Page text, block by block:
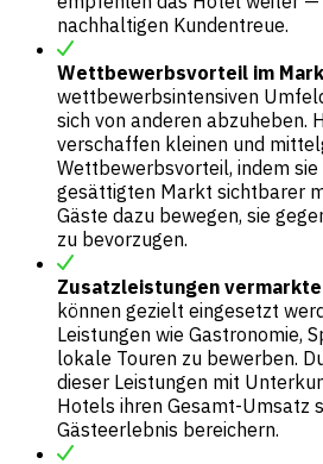
nachhaltigen Kundentreue.
Wettbewerbsvorteil im
wettbewerbsintensiven
sich von anderen abzuheben.
verschaffen kleinen und
Wettbewerbsvorteil, indem
gesättigten Markt sichtbarer
Gäste dazu bewegen, sie
zu bevorzugen.
Zusatzleistungen
können gezielt eingesetzt
Leistungen wie Gastronomie,
lokale Touren zu bewerben.
dieser Leistungen mit
Hotels ihren Gesamt-Umsatz
Gästeerlebnis bereichern.